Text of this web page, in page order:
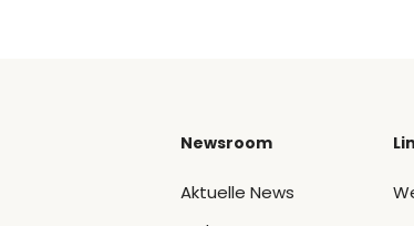
Newsroom
Aktuelle News